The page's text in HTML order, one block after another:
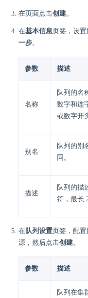
在页面点击创建。
在基本信息页签，设
一步。
参数 描述
名称
队列的名
数字和连
或数字开
别名
队列的别
同。
描述
队列的描
符，最长
在队列设置页签，配
源，然后点击创建。
参数 描述
队列在集